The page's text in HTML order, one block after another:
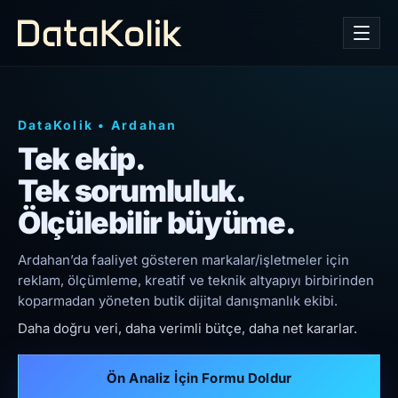
DataKolik • Ardahan
Tek ekip.
Tek sorumluluk.
Ölçülebilir büyüme.
Ardahan’da faaliyet gösteren markalar/işletmeler için
reklam, ölçümleme, kreatif ve teknik altyapıyı birbirinden
koparmadan yöneten butik dijital danışmanlık ekibi.
Daha doğru veri, daha verimli bütçe, daha net kararlar.
Ön Analiz İçin Formu Doldur